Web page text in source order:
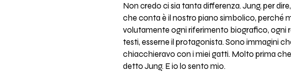
Non credo ci sia tanta differenza. Jung, per
che conta è il nostro piano simbolico, perché
volutamente ogni riferimento biografico, ogni
testi, esserne il protagonista. Sono immagini
chiacchieravo con i miei gatti. Molto prima
detto Jung. E io lo sento mio.